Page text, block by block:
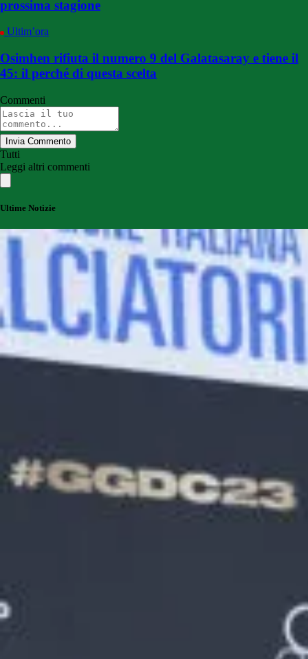
prossima stagione
Ultim’ora
Osimhen rifiuta il numero 9 del Galatasaray e tiene il
45: il perché di questa scelta
Commenti
Invia Commento
Tutti
Leggi altri commenti
Ultime Notizie